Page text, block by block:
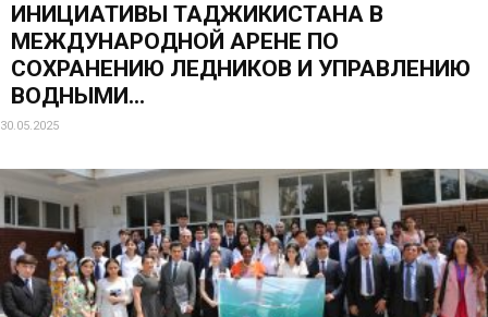
ИНИЦИАТИВЫ ТАДЖИКИСТАНА В
МЕЖДУНАРОДНОЙ АРЕНЕ ПО
СОХРАНЕНИЮ ЛЕДНИКОВ И УПРАВЛЕНИЮ
ВОДНЫМИ...
30.05.2025